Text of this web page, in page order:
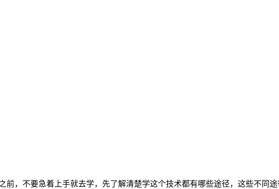
前，不要急着上手就去学，先了解清楚学这个技术都有哪些途径，这些不同